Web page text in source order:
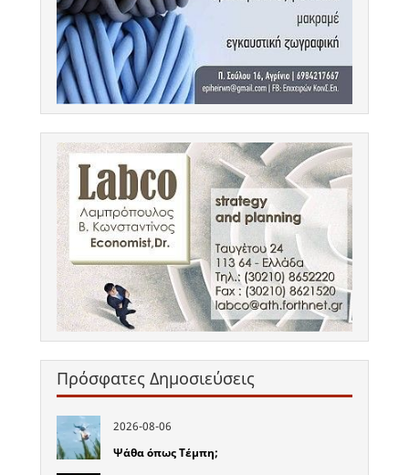
Πρόσφατες Δημοσιεύσεις
2026-08-06
Ψάθα όπως Τέμπη;